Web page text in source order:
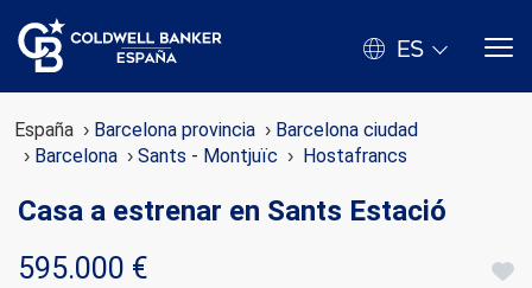
ES
España Barcelona provincia
Barcelona ciudad
Barcelona
Sants - Montjuïc Hostafrancs
Casa a estrenar en Sants Estació
595.000 €